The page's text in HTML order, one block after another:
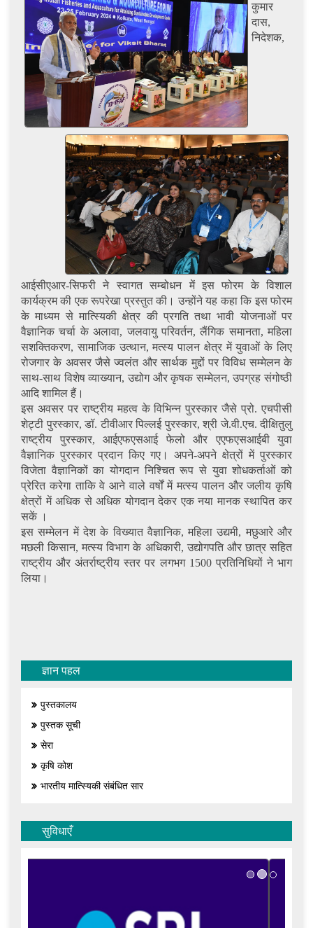
कुमार
दास,
निदेशक,
आईसीएआर-सिफरी ने स्वागत सम्बोधन में इस फोरम के विशाल
कार्यक्रम की एक रूपरेखा प्रस्तुत की। उन्होंने यह कहा कि इस फोरम
के माध्यम से मात्स्यिकी क्षेत्र की प्रगति तथा भावी योजनाओं पर
वैज्ञानिक चर्चा के अलावा, जलवायु परिवर्तन, लैंगिक समानता, महिला
सशक्तिकरण, सामाजिक उत्थान, मत्स्य पालन क्षेत्र में युवाओं के लिए
रोजगार के अवसर जैसे ज्वलंत और सार्थक मुद्दों पर विविध सम्मेलन के
साथ-साथ विशेष व्याख्यान, उद्योग और कृषक सम्मेलन, उपग्रह संगोष्ठी
आदि शामिल हैं।
इस अवसर पर राष्ट्रीय महत्व के विभिन्न पुरस्कार जैसे प्रो. एचपीसी
शेट्टी पुरस्कार, डॉ. टीवीआर पिल्लई पुरस्कार, श्री जे.वी.एच. दीक्षितुलु
राष्ट्रीय पुरस्कार, आईएफएसआई फेलो और एएफएसआईबी युवा
वैज्ञानिक पुरस्कार प्रदान किए गए। अपने-अपने क्षेत्रों में पुरस्कार
विजेता वैज्ञानिकों का योगदान निश्चित रूप से युवा शोधकर्ताओं को
प्रेरित करेगा ताकि वे आने वाले वर्षों में मत्स्य पालन और जलीय कृषि
क्षेत्रों में अधिक से अधिक योगदान देकर एक नया मानक स्थापित कर
सकें ।
इस सम्मेलन में देश के विख्यात वैज्ञानिक, महिला उद्यमी, मछुआरे और
मछली किसान, मत्स्य विभाग के अधिकारी, उद्योगपति और छात्र सहित
राष्ट्रीय और अंतर्राष्ट्रीय स्तर पर लगभग 1500 प्रतिनिधियों ने भाग
लिया।
ज्ञान पहल
पुस्तकालय
पुस्तक सूची
सेरा
कृषि कोश
भारतीय मात्स्यिकी संबंधित सार
सुविधाएँ